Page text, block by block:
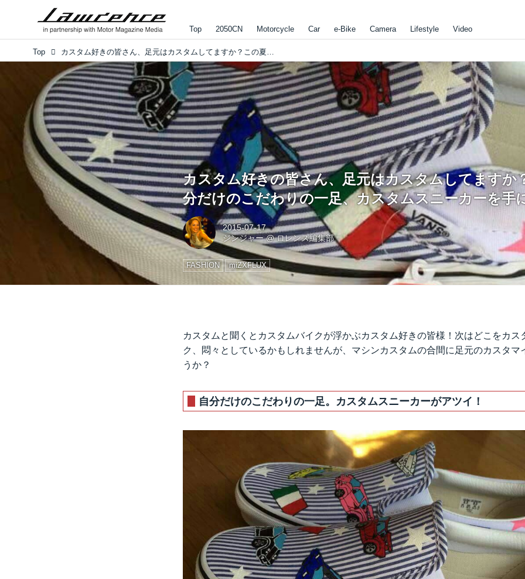
Top 2050CN Motorcycle Car e-Bike Camera Lifestyle Video
Top カスタム好きの皆さん、足元はカスタムしてますか？この夏は自分だけのこだわりの一足、カスタムスニーカーを手に入れよう！
カスタム好きの皆さん、足元はカスタムしてますか
分だけのこだわりの一足、カスタムスニーカーを手
2015-07-17
ジンジャー@ロレンス編集部
FASHION miZXFLUX
カスタムと聞くとカスタムバイクが浮かぶカスタム好きの皆様！次はどこをカス
ク、悶々としているかもしれませんが、マシンカスタムの合間に足元のカスタマ
うか？
自分だけのこだわりの一足。カスタムスニーカーがアツイ！